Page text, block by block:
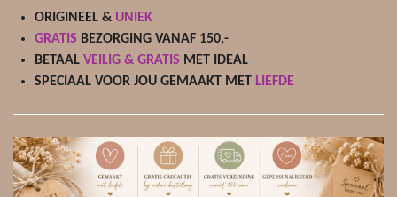
ORIGINEEL & UNIEK
GRATIS BEZORGING VANAF 150,-
BETAAL VEILIG & GRATIS MET IDEAL
SPECIAAL VOOR JOU GEMAAKT MET LIEFDE